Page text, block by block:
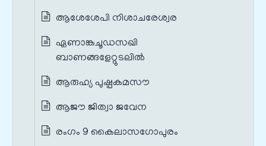
ആശേശേപി നിശാചരേശ്വര
ഏണാങ്കചൂഡസഖി
ബാണങ്ങളേറ്റുടലിൽ
ആരുഹ്യ പുഷ്പകമസൗ
ആജൗ ജിത്വാ ജവേന
രംഗം 9 കൈലാസഗോപുരം